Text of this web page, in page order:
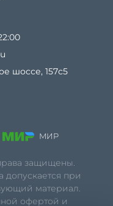
шоссе, 157с5
МИР
защищены.
допускается при
материал.
офертой и